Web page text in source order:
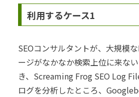
利用するケース1
SEOコンサルタントが、大規模
ージがなかなか検索上位に来な
き、Screaming Frog SEO Log
ログを分析したところ、